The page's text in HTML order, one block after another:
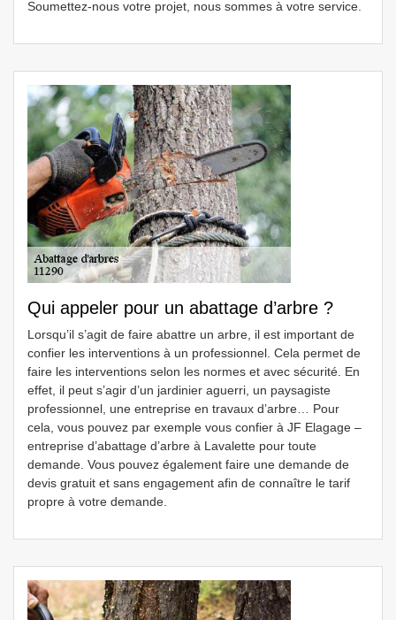
Soumettez-nous votre projet, nous sommes à votre service.
Qui appeler pour un abattage d’arbre ?
Lorsqu’il s’agit de faire abattre un arbre, il est important de
confier les interventions à un professionnel. Cela permet de
faire les interventions selon les normes et avec sécurité. En
effet, il peut s’agir d’un jardinier aguerri, un paysagiste
professionnel, une entreprise en travaux d’arbre… Pour
cela, vous pouvez par exemple vous confier à JF Elagage –
entreprise d’abattage d’arbre à Lavalette pour toute
demande. Vous pouvez également faire une demande de
devis gratuit et sans engagement afin de connaître le tarif
propre à votre demande.